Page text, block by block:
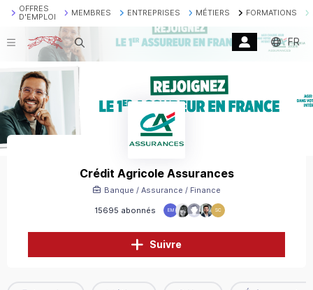
OFFRES
D'EMPLOI
MEMBRES ENTREPRISES MÉTIERS FORMATIONS
Recherche FR
Crédit Agricole Assurances
15695 abonnés EM SC
Banque / Assurance / Finance
Suivre